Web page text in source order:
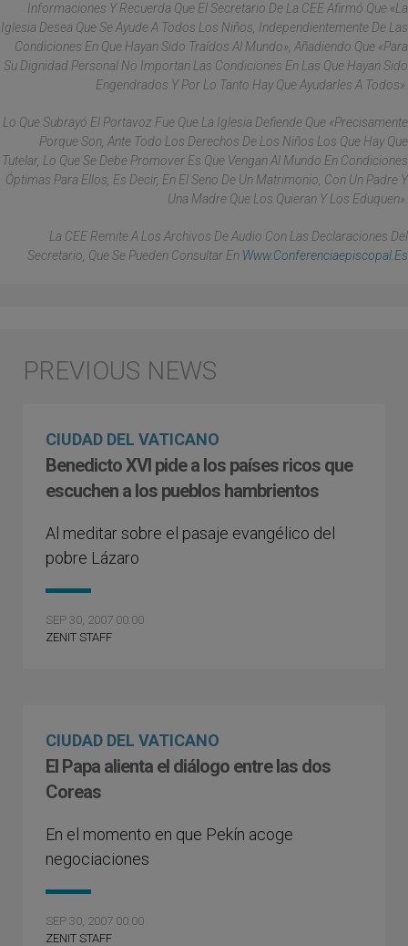
Informaciones Y Recuerda Que El Secretario De La CEE Afirmó Que «la
Iglesia Desea Que Se Ayude A Todos Los Niños, Independientemente De Las
Condiciones En Que Hayan Sido Traídos Al Mundo», Añadiendo Que «para
Su Dignidad Personal No Importan Las Condiciones En Las Que Hayan Sido
Engendrados Y Por Lo Tanto Hay Que Ayudarles A Todos».
Lo Que Subrayó El Portavoz Fue Que La Iglesia Defiende Que «precisamente
Porque Son, Ante Todo Los Derechos De Los Niños Los Que Hay Que
Tutelar, Lo Que Se Debe Promover Es Que Vengan Al Mundo En Condiciones
Óptimas Para Ellos, Es Decir, En El Seno De Un Matrimonio, Con Un Padre Y
Una Madre Que Los Quieran Y Los Eduquen».
La CEE Remite A Los Archivos De Audio Con Las Declaraciones Del
Secretario, Que Se Pueden Consultar En Www.conferenciaepiscopal.es
CIUDAD DEL VATICANO
Benedicto XVI pide a los países ricos que
escuchen a los pueblos hambrientos
Al meditar sobre el pasaje evangélico del
pobre Lázaro
SEP 30, 2007 00:00
ZENIT STAFF
CIUDAD DEL VATICANO
El Papa alienta el diálogo entre las dos
Coreas
En el momento en que Pekín acoge
negociaciones
SEP 30, 2007 00:00
ZENIT STAFF